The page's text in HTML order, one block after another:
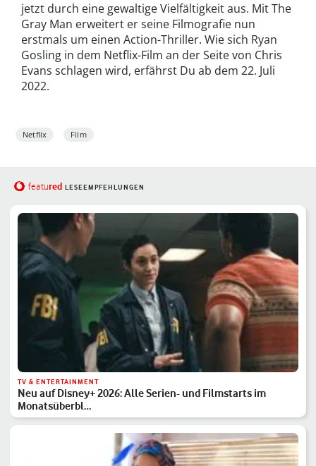
jetzt durch eine gewaltige Vielfältigkeit aus. Mit The
Gray Man erweitert er seine Filmografie nun
erstmals um einen Action-Thriller. Wie sich Ryan
Gosling in dem Netflix-Film an der Seite von Chris
Evans schlagen wird, erfährst Du ab dem 22. Juli
2022.
Netflix Film
featured LESEEMPFEHLUNGEN
TV & ENTERTAINMENT
Neu auf Disney+ 2026: Alle Serien- und Filmstarts im
Monatsüberbl…